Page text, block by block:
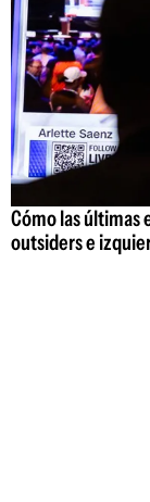
Cómo las últimas
outsiders e